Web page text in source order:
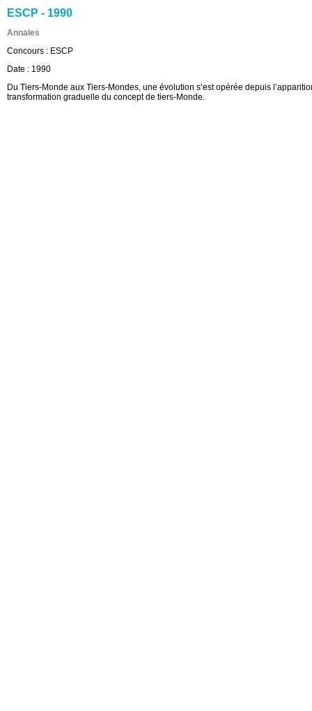
ESCP - 1990
Annales
Concours : ESCP
Date : 1990
Du Tiers-Monde aux Tiers-Mondes, une évolution s’est opérée depuis
transformation graduelle du concept de tiers-Monde.